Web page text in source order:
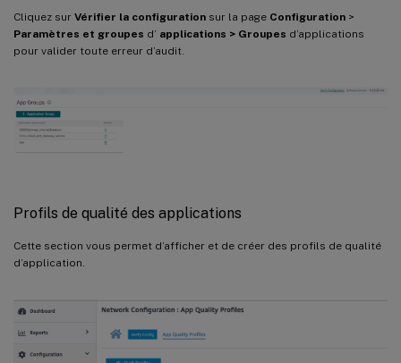
Cliquez sur Vérifier la configuration sur la page Configuration >
Paramètres et groupes d’ applications > Groupes d’applications
pour valider toute erreur d’audit.
Profils de qualité des applications
Cette section vous permet d’afficher et de créer des profils de qualité
d’application.